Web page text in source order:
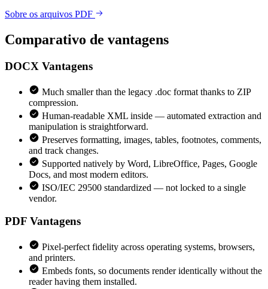
Sobre os arquivos PDF
Comparativo de vantagens
DOCX Vantagens
Much smaller than the legacy .doc format thanks to ZIP
compression.
Human-readable XML inside — automated extraction and
manipulation is straightforward.
Preserves formatting, images, tables, footnotes, comments,
and track changes.
Supported natively by Word, LibreOffice, Pages, Google
Docs, and most modern editors.
ISO/IEC 29500 standardized — not locked to a single
vendor.
PDF Vantagens
Pixel-perfect fidelity across operating systems, browsers,
and printers.
Embeds fonts, so documents render identically without the
reader having them installed.